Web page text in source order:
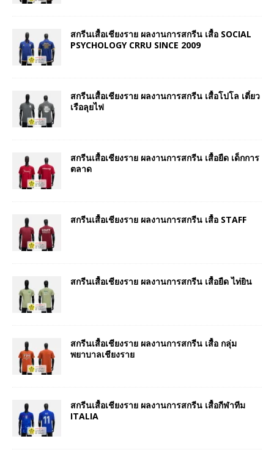
สกรีนเสื้อเชียงราย ผลงานการสกรีน เสื้อ SOCIAL
PSYCHOLOGY CRRU SINCE 2009
สกรีนเสื้อเชียงราย ผลงานการสกรีน เสื้อโปโล เตี๋ยว
เรือลุยไฟ
สกรีนเสื้อเชียงราย ผลงานการสกรีน เสื้อยืด เด็กการ
ตลาด
สกรีนเสื้อเชียงราย ผลงานการสกรีน เสื้อ STAFF
สกรีนเสื้อเชียงราย ผลงานการสกรีน เสื้อยืด ไท่ยิน
สกรีนเสื้อเชียงราย ผลงานการสกรีน เสื้อ กลุ่ม
พยาบาลเชียงราย
สกรีนเสื้อเชียงราย ผลงานการสกรีน เสื้อกีฬาทีม
ITALIA